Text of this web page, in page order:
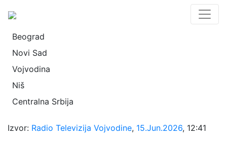
Beograd
Novi Sad
Vojvodina
Niš
Centralna Srbija
Izvor: Radio Televizija Vojvodine, 15.Jun.2026, 12:41